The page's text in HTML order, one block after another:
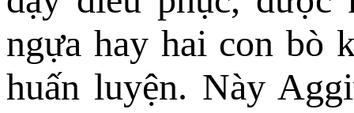
ngựa hay hai con bò
huấn luyện. Này